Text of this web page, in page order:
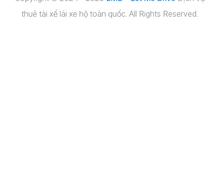
thuê tài xế lái xe hộ toàn quốc. All Rights Reserved.